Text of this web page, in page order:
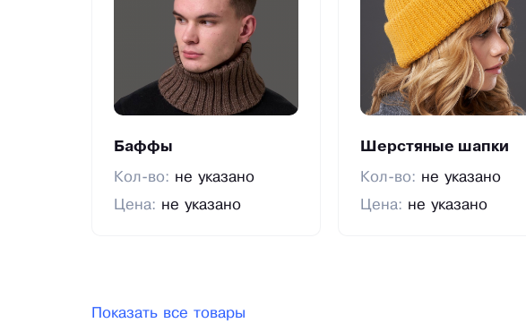
Баффы
Кол-во: не указано
Цена: не указано
Шерстяные шапки
Кол-во: не указано
Цена: не указано
Показать все товары